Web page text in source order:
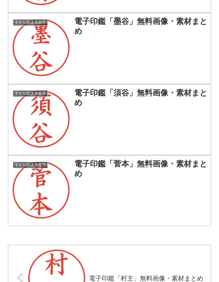
すから始まる名字
電子印鑑「墨谷」無料画像・素材まと
め
すから始まる名字
電子印鑑「須谷」無料画像・素材まと
め
すから始まる名字
電子印鑑「菅本」無料画像・素材まと
め
電子印鑑「村主」無料画像・素材まとめ